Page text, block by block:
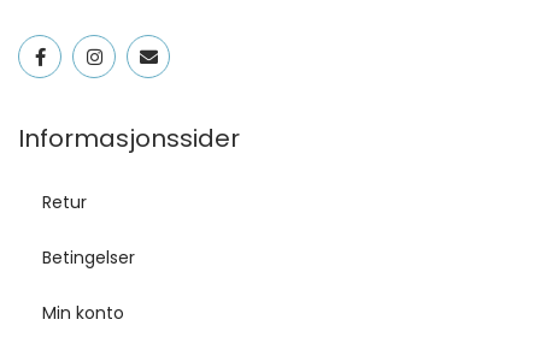
Informasjonssider
Retur
Betingelser
Min konto